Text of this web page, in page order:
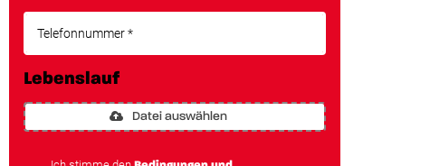
Lebenslauf
Datei auswählen